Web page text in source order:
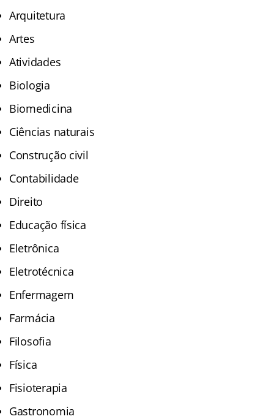
Arquitetura
Artes
Atividades
Biologia
Biomedicina
Ciências naturais
Construção civil
Contabilidade
Direito
Educação física
Eletrônica
Eletrotécnica
Enfermagem
Farmácia
Filosofia
Física
Fisioterapia
Gastronomia